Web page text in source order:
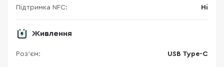
Підтримка NFC: Ні
Живлення
Роз'єм: USB Type-C